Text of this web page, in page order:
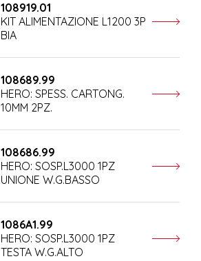
108919.01
KIT ALIMENTAZIONE L1200 3P
BIA
108689.99
HERO: SPESS. CARTONG.
10MM 2PZ.
108686.99
HERO: SOSP.L3000 1PZ
UNIONE W.G.BASSO
1086A1.99
HERO: SOSP.L3000 1PZ
TESTA W.G.ALTO